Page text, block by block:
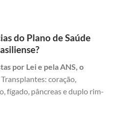
do Plano de Saúde
por Lei e pela ANS, o
Transplantes: coração,
fígado, pâncreas e duplo rim-